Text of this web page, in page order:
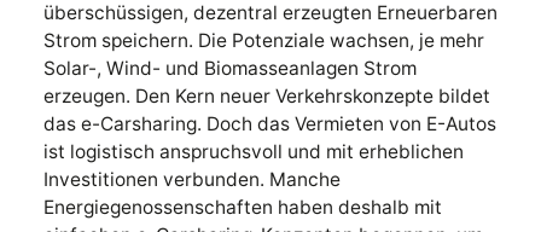
überschüssigen, dezentral erzeugten Erneuerbaren
Strom speichern. Die Potenziale wachsen, je mehr
Solar-, Wind- und Biomasseanlagen Strom
erzeugen. Den Kern neuer Verkehrskonzepte bildet
das e-Carsharing. Doch das Vermieten von E-Autos
ist logistisch anspruchsvoll und mit erheblichen
Investitionen verbunden. Manche
Energiegenossenschaften haben deshalb mit